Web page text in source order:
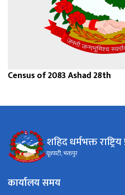
Census of 2083 Ashad 28th
शहिद धर्मभक्त
दूधपाटी, भक्तपुर
कार्यालय समय